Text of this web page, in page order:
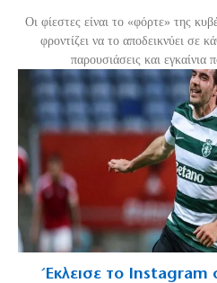
Οι φίεστες είναι το «φόρτε» της
φροντίζει να το αποδεικνύει σε
παρουσιάσεις και εγκαίνια
Έκλεισε το Instagram